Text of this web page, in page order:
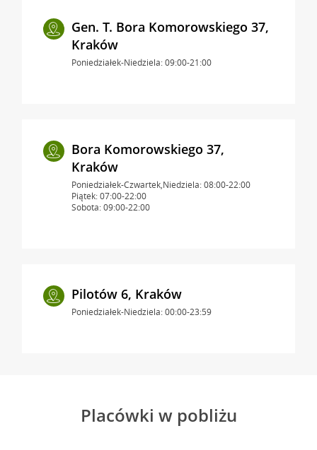
Gen. T. Bora Komorowskiego 37,
Kraków
Poniedziałek-Niedziela: 09:00-21:00
Bora Komorowskiego 37,
Kraków
Poniedziałek-Czwartek,Niedziela: 08:00-22:00
Piątek: 07:00-22:00
Sobota: 09:00-22:00
Pilotów 6, Kraków
Poniedziałek-Niedziela: 00:00-23:59
Placówki w pobliżu